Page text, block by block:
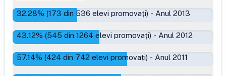
32.28% (173 din 536 elevi promovați) - Anul 2013
43.12% (545 din 1264 elevi promovați) - Anul 2012
57.14% (424 din 742 elevi promovați) - Anul 2011